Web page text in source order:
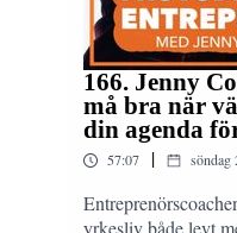
166. Jenny
må bra när
din agenda
57:07 | söndag
yrkesliv både levt